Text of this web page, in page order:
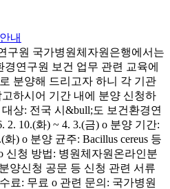
내
구원 국가병원체자원은행에서는
연구원 보건 업무 관련 교육에
분양해 드리고자 하니 각 기관
하시어 기간 내에 분양 신청하
상: 전국 시&bull;도 보건환경연
2. 10.(화) ~ 4. 3.(금) o 분양 기간:
화) o 분양 균주: Bacillus cereus 등
신청 방법: 병원체자원온라인분
양신청 공문 등 신청 관련 서류
료: 무료 o 관련 문의: 국가병원